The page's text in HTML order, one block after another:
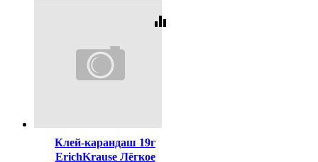
equalizer
Клей-карандаш 19г
ErichKrause Лёгкое